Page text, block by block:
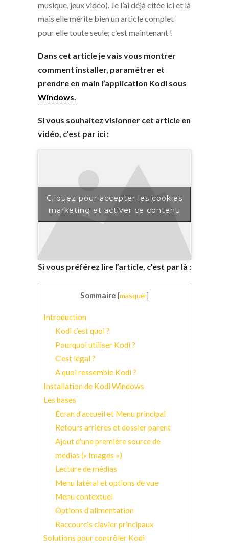
o
k
n
k
musique, jeux vidéo). Je l’ai déjà citée ici et là
mais elle mérite bien un article complet
pour elle toute seule; c’est maintenant !
Dans cet article je vais vous montrer
comment installer, paramétrer et
prendre en main l’application Kodi sous
Windows
Si vous souhaitez visionner cet article en
vidéo, c’est par ici :
Cliquez pour accepter les cookies
marketing et activer ce contenu
Si vous préférez lire l’article, c’est par là :
Sommaire [masquer]
Introduction
Kodi c’est quoi ?
Pourquoi utiliser Kodi ?
C’est légal ?
A quoi ressemble Kodi ?
Installation de Kodi Windows
Les bases
Écran d’accueil et Menu principal
Retours arrières et dossier parent
Ajout d’une première source de
médias (« Images »)
Lecture de médias
Menu latéral et options de vue
Menu contextuel
Options d’alimentation
Raccourcis clavier principaux
Solutions pour contrôler Kodi